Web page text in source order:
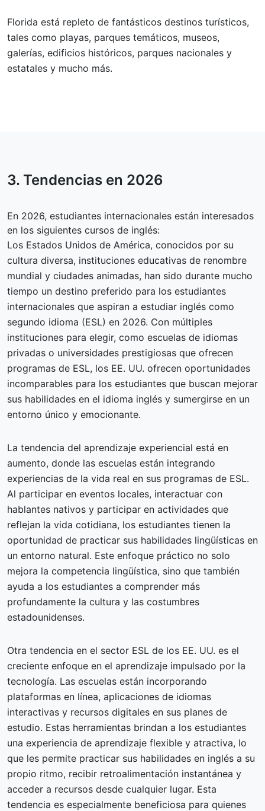
Florida está repleto de fantásticos destinos turísticos,
tales como playas, parques temáticos, museos,
galerías, edificios históricos, parques nacionales y
estatales y mucho más.
3. Tendencias en 2026
En 2026, estudiantes internacionales están interesados
en los siguientes cursos de inglés:
Los Estados Unidos de América, conocidos por su
cultura diversa, instituciones educativas de renombre
mundial y ciudades animadas, han sido durante mucho
tiempo un destino preferido para los estudiantes
internacionales que aspiran a estudiar inglés como
segundo idioma (ESL) en 2026. Con múltiples
instituciones para elegir, como escuelas de idiomas
privadas o universidades prestigiosas que ofrecen
programas de ESL, los EE. UU. ofrecen oportunidades
incomparables para los estudiantes que buscan mejorar
sus habilidades en el idioma inglés y sumergirse en un
entorno único y emocionante.
La tendencia del aprendizaje experiencial está en
aumento, donde las escuelas están integrando
experiencias de la vida real en sus programas de ESL.
Al participar en eventos locales, interactuar con
hablantes nativos y participar en actividades que
reflejan la vida cotidiana, los estudiantes tienen la
oportunidad de practicar sus habilidades lingüísticas en
un entorno natural. Este enfoque práctico no solo
mejora la competencia lingüística, sino que también
ayuda a los estudiantes a comprender más
profundamente la cultura y las costumbres
estadounidenses.
Otra tendencia en el sector ESL de los EE. UU. es el
creciente enfoque en el aprendizaje impulsado por la
tecnología. Las escuelas están incorporando
plataformas en línea, aplicaciones de idiomas
interactivas y recursos digitales en sus planes de
estudio. Estas herramientas brindan a los estudiantes
una experiencia de aprendizaje flexible y atractiva, lo
que les permite practicar sus habilidades en inglés a su
propio ritmo, recibir retroalimentación instantánea y
acceder a recursos desde cualquier lugar. Esta
tendencia es especialmente beneficiosa para quienes